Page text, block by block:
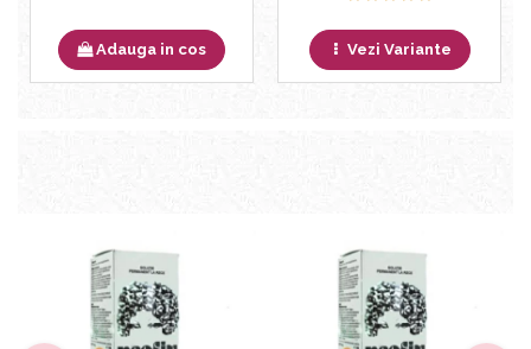
Adauga in cos Vezi Variante